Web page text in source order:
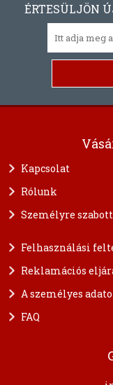
ÉRTESÜLJÖN
Kapcsolat
Rólunk
Személyre
Felhasználási
Reklamációs
A személyes
FAQ